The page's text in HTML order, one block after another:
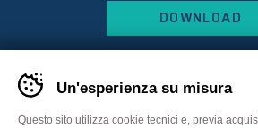
DOWNLOAD
Un'esperienza su misura
Questo sito utilizza cookie tecnici e, previa